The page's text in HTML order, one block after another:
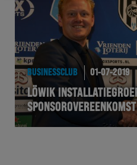
BUSINESSCLUB 01-07-2019
LÖWIK